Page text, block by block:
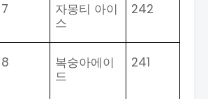
7
자몽티 아이
스
242
8
복숭아에이
드
241